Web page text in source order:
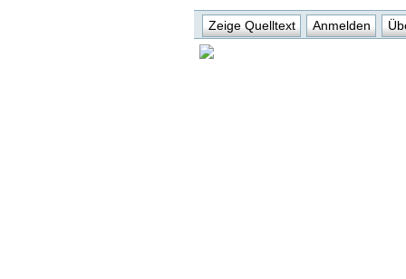
Zeige Quelltext Anmelden